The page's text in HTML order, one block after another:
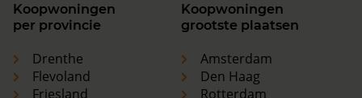
Koopwoningen
per provincie
Drenthe
Flevoland
Friesland
Koopwoningen
grootste plaatsen
Amsterdam
Den Haag
Rotterdam